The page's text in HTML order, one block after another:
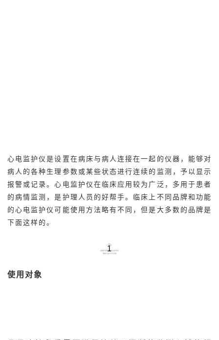
心电监护仪是设置在病床与病人连接在一起的仪器，能够对
病人的各种生理参数或某些状态进行连续的监测，予以显示
报警或记录。心电监护仪在临床应用较为广泛，多用于患者
的病情监测，是护理人员的好帮手。 临床上不同品牌和功能
的心电监护仪可能使用方法略有不同，但是大多数的品牌是
下面这样的。
1
使用对象